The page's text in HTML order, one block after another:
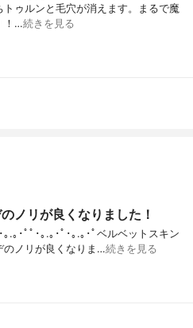
ゥルンと毛穴が消えます。まるで魔
！…続きを見る
ノリが良くなりました！
.｡･ﾟﾟ･｡.｡･ﾟ･｡.｡･ﾟベルベットスキン
のノリが良くなりま…続きを見る